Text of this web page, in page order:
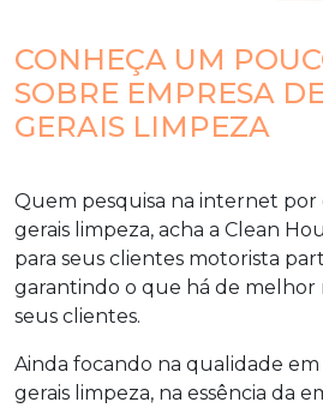
CONHEÇA UM
SOBRE EMPRESA
GERAIS LIMPEZA
Quem pesquisa na internet por
gerais limpeza, acha a Clean
para seus clientes motorista
garantindo o que há de melhor
seus clientes.
Ainda focando na qualidade em
gerais limpeza, na essência da